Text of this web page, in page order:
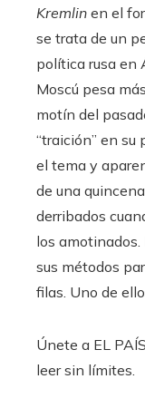
Kremlin en el
se trata de un
política rusa en
Moscú pesa
motín del
“traición” en su
el tema y
de una
derribados
los
sus métodos
filas. Uno de
Únete a EL
leer sin límites.